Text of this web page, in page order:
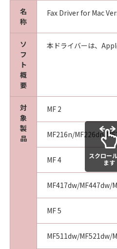
お客様は、「許諾ソフト
等に違反する行為または
のために利用することは
三者にこのような行為を
(6)
お客様は、「コンテンツ
コンテンツ、暴力団関係
用することはできません
ような行為をさせてはな
(7)
お客様は、「コンテンツ
ノンまたはキヤノンの
肖像権、商標権その他の
「コンテンツデータ」
せん。また、第三者に
はなりません。
一部を自らまたは第三者
サービスマークその他の
名
称
Fax Driver for Mac
ソ
フ
ト
概
要
本ドライバーは、
対
象
製
品
MF 2
MF216n/MF226dn/
MF 4
MF417dw/MF447dw/
MF 5
MF511dw/MF521dw/
スクロー
ます